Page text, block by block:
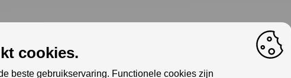
cookies.
beste gebruikservaring. Functionele cookies zijn